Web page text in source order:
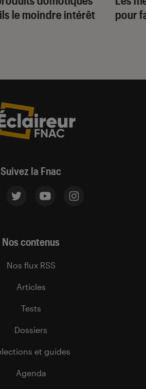
le moindre intérêt
pour
Suivez la Fnac
Nos contenus
Nos flux RSS
Articles
Tests
Dossiers
et guides
Agenda